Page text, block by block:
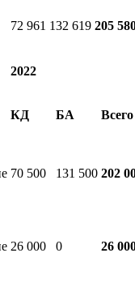
72 961 132 619 205
2022
КД БА Всего
70 500 131 500 202
26 000 0 26